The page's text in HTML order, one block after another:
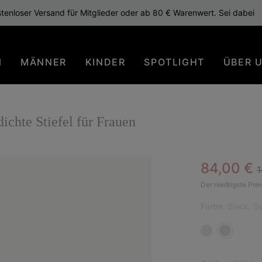
Versand für Mitglieder oder ab 80 € Warenwert. Sei dabei
MÄNNER KINDER SPOTLIGHT ÜBER
Stiefel für Frauen
Sale
84,00 €
Der niedrigste